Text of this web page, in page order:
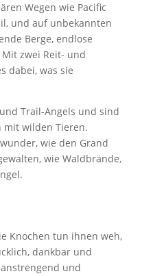
Wegen wie Pacific
und auf unbekannten
Berge, endlose
zwei Reit- und
dabei, was sie
Trail-Angels und sind
mit wilden Tieren.
wie den Grand
wie Waldbrände,
Knochen tun ihnen weh,
dankbar und
und